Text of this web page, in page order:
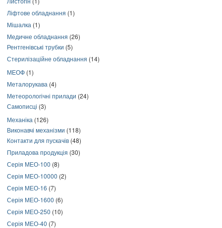
Ліфтове обладнання (1)
Мішалка (1)
Медичне обладнання (26)
Рентгенівські трубки (5)
Стерилізаційне обладнання (14)
МЕОФ (1)
Металорукава (4)
Метеорологічні прилади (24)
Самописці (3)
Механіка (126)
Виконавчі механізми (118)
Контакти для пускачів (48)
Приладова продукція (30)
Серія МЕО-100 (8)
Серія МЕО-10000 (2)
Серія МЕО-16 (7)
Серія МЕО-1600 (6)
Серія МЕО-250 (10)
Серія МЕО-40 (7)